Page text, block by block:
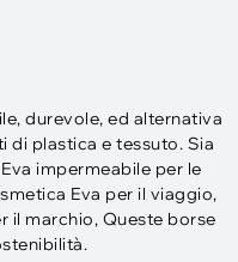
durevole, ed alternativa
di plastica e tessuto. Sia
impermeabile per le
Eva per il viaggio,
il marchio, Queste borse